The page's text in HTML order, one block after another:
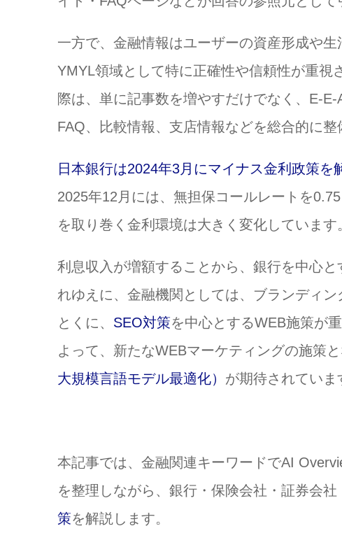
一方で、金融情報はユーザーの資産形成や
YMYL領域として特に正確性や信頼性が重
際は、単に記事数を増やすだけでなく、E-
FAQ、比較情報、支店情報などを総合的に整
日本銀行は2024年3月にマイナス金利政策
2025年12月には、無担保コールレートを
を取り巻く金利環境は大きく変化しています
利息収入が増額することから、銀行を中心
れゆえに、金融機関としては、ブランディ
とくに、 SEO対策を中心とするWEB施策が
よって、新たなWEBマーケティングの施策と
大規模言語モデル最適化） が期待されていま
本記事では、金融関連キーワードでAI
を整理しながら、銀行・保険会社・証券会
策を解説します。